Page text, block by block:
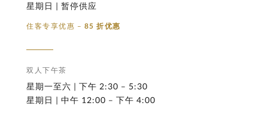
星期日 | 暂停供应
住客专享优惠 – 85 折优惠
双人下午茶
星期一至六 | 下午 2:30 – 5:30
星期日 | 中午 12:00 – 下午 4:00